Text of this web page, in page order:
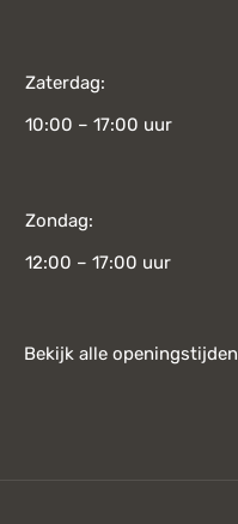
Zaterdag:
10:00 – 17:00 uur
Zondag:
12:00 – 17:00 uur
Bekijk alle openingstijden